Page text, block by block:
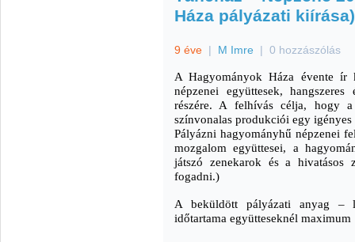
Háza pályázati kiírása)
9 éve | M Imre | 0 hozzászólás
A Hagyományok Háza évente ír
népzenei együttesek,
részére. A felhívás célja, hogy
színvonalas produkciói egy
Pályázni hagyományhű népzenei
mozgalom együttesei, a
játszó zenekarok és a hivatásos
fogadni.)
A beküldött pályázati anyag –
időtartama együtteseknél